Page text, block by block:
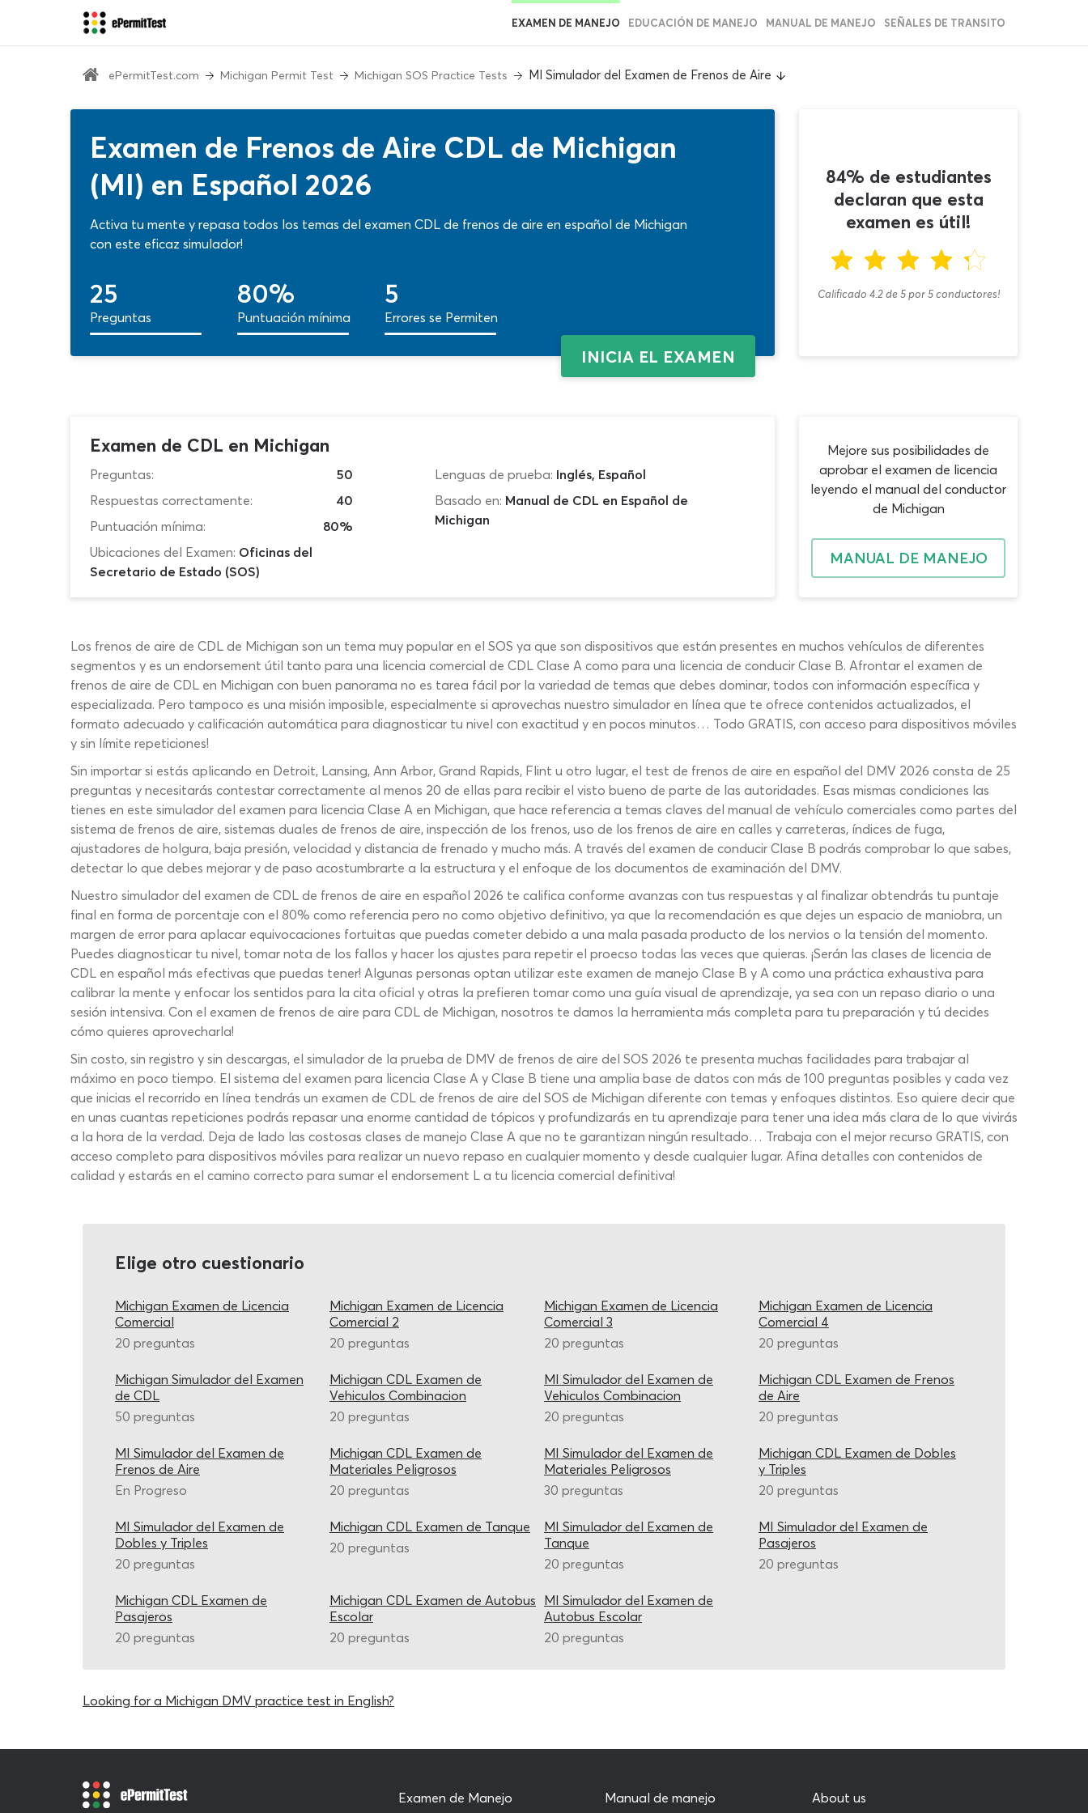
EXAMEN DE MANEJO EDUCACIÓN DE MANEJO MANUAL DE MANEJO SEÑALES DE TRANSITO
ePermitTest.com Michigan Permit Test Michigan SOS Practice Tests MI Simulador del Examen de Frenos de Aire
Examen de Frenos de Aire CDL de Michigan
(MI) en Español 2026
Activa tu mente y repasa todos los temas del examen CDL de frenos de aire en español de Michigan
con este eficaz simulador!
25
Preguntas
80%
Puntuación mínima
5
Errores se Permiten
INICIA EL EXAMEN
84% de estudiantes
declaran que esta
examen es útil!
Calificado 4.2de5por5conductores!
Examen de CDL en Michigan
Preguntas:
50
Respuestas correctamente:
40
Puntuación mínima:
80%
Ubicaciones del Examen: Oficinas del
Secretario de Estado (SOS)
Lenguas de prueba: Inglés, Español
Basado en: Manual de CDL en Español de
Michigan
Mejore sus posibilidades de
aprobar el examen de licencia
leyendo el manual del conductor
de Michigan
MANUAL DE MANEJO
Los frenos de aire de CDL de Michigan son un tema muy popular en el SOS ya que son dispositivos que están presentes en muchos vehículos de diferentes
segmentos y es un endorsement útil tanto para una licencia comercial de CDL Clase A como para una licencia de conducir Clase B. Afrontar el examen de
frenos de aire de CDL en Michigan con buen panorama no es tarea fácil por la variedad de temas que debes dominar, todos con información específica y
especializada. Pero tampoco es una misión imposible, especialmente si aprovechas nuestro simulador en línea que te ofrece contenidos actualizados, el
formato adecuado y calificación automática para diagnosticar tu nivel con exactitud y en pocos minutos… Todo GRATIS, con acceso para dispositivos móviles
y sin límite repeticiones!
Sin importar si estás aplicando en Detroit, Lansing, Ann Arbor, Grand Rapids, Flint u otro lugar, el test de frenos de aire en español del DMV 2026 consta de 25
preguntas y necesitarás contestar correctamente al menos 20 de ellas para recibir el visto bueno de parte de las autoridades. Esas mismas condiciones las
tienes en este simulador del examen para licencia Clase A en Michigan, que hace referencia a temas claves del manual de vehículo comerciales como partes del
sistema de frenos de aire, sistemas duales de frenos de aire, inspección de los frenos, uso de los frenos de aire en calles y carreteras, índices de fuga,
ajustadores de holgura, baja presión, velocidad y distancia de frenado y mucho más. A través del examen de conducir Clase B podrás comprobar lo que sabes,
detectar lo que debes mejorar y de paso acostumbrarte a la estructura y el enfoque de los documentos de examinación del DMV.
Nuestro simulador del examen de CDL de frenos de aire en español 2026 te califica conforme avanzas con tus respuestas y al finalizar obtendrás tu puntaje
final en forma de porcentaje con el 80% como referencia pero no como objetivo definitivo, ya que la recomendación es que dejes un espacio de maniobra, un
margen de error para aplacar equivocaciones fortuitas que puedas cometer debido a una mala pasada producto de los nervios o la tensión del momento.
Puedes diagnosticar tu nivel, tomar nota de los fallos y hacer los ajustes para repetir el proecso todas las veces que quieras. ¡Serán las clases de licencia de
CDL en español más efectivas que puedas tener! Algunas personas optan utilizar este examen de manejo Clase B y A como una práctica exhaustiva para
calibrar la mente y enfocar los sentidos para la cita oficial y otras la prefieren tomar como una guía visual de aprendizaje, ya sea con un repaso diario o una
sesión intensiva. Con el examen de frenos de aire para CDL de Michigan, nosotros te damos la herramienta más completa para tu preparación y tú decides
cómo quieres aprovecharla!
Sin costo, sin registro y sin descargas, el simulador de la prueba de DMV de frenos de aire del SOS 2026 te presenta muchas facilidades para trabajar al
máximo en poco tiempo. El sistema del examen para licencia Clase A y Clase B tiene una amplia base de datos con más de 100 preguntas posibles y cada vez
que inicias el recorrido en línea tendrás un examen de CDL de frenos de aire del SOS de Michigan diferente con temas y enfoques distintos. Eso quiere decir que
en unas cuantas repeticiones podrás repasar una enorme cantidad de tópicos y profundizarás en tu aprendizaje para tener una idea más clara de lo que vivirás
a la hora de la verdad. Deja de lado las costosas clases de manejo Clase A que no te garantizan ningún resultado… Trabaja con el mejor recurso GRATIS, con
acceso completo para dispositivos móviles para realizar un nuevo repaso en cualquier momento y desde cualquier lugar. Afina detalles con contenidos de
calidad y estarás en el camino correcto para sumar el endorsement L a tu licencia comercial definitiva!
Elige otro cuestionario
Michigan Examen de Licencia
Comercial
20 preguntas
Michigan Examen de Licencia
Comercial 2
20 preguntas
Michigan Examen de Licencia
Comercial 3
20 preguntas
Michigan Examen de Licencia
Comercial 4
20 preguntas
Michigan Simulador del Examen
de CDL
50 preguntas
Michigan CDL Examen de
Vehiculos Combinacion
20 preguntas
MI Simulador del Examen de
Vehiculos Combinacion
20 preguntas
Michigan CDL Examen de Frenos
de Aire
20 preguntas
MI Simulador del Examen de
Frenos de Aire
En Progreso
Michigan CDL Examen de
Materiales Peligrosos
20 preguntas
MI Simulador del Examen de
Materiales Peligrosos
30 preguntas
Michigan CDL Examen de Dobles
y Triples
20 preguntas
MI Simulador del Examen de
Dobles y Triples
20 preguntas
Michigan CDL Examen de Tanque
20 preguntas
MI Simulador del Examen de
Tanque
20 preguntas
MI Simulador del Examen de
Pasajeros
20 preguntas
Michigan CDL Examen de
Pasajeros
20 preguntas
Michigan CDL Examen de Autobus
Escolar
20 preguntas
MI Simulador del Examen de
Autobus Escolar
20 preguntas
Looking for a Michigan DMV practice test in English?
Examen de Manejo Manual de manejo About us